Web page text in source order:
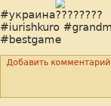
#украина
#iurishkuro
#bestgame
Добавить комментарий